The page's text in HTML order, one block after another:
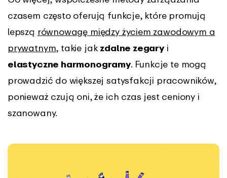
czasem często oferują funkcje, które promują
lepszą równowagę między życiem zawodowym a
prywatnym, takie jak zdalne zegaryi
elastyczne harmonogramy. Funkcje te mogą
prowadzić do większej satysfakcji pracowników,
ponieważ czują oni, że ich czas jest ceniony i
szanowany.